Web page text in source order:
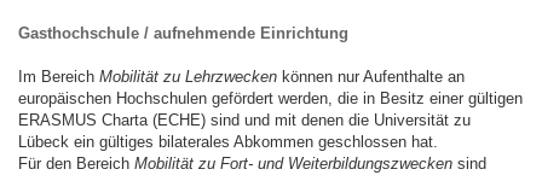
Gasthochschule / aufnehmende Einrichtung
Im Bereich Mobilität zu Lehrzwecken können nur Aufenthalte an
europäischen Hochschulen gefördert werden, die in Besitz einer gültigen
ERASMUS Charta (ECHE) sind und mit denen die Universität zu
Lübeck ein gültiges bilaterales Abkommen geschlossen hat.
Für den Bereich Mobilität zu Fort- und Weiterbildungszwecken sind